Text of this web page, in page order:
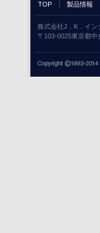
TOP 製品情報
株式会社J．K．イン
〒103-0025東京都